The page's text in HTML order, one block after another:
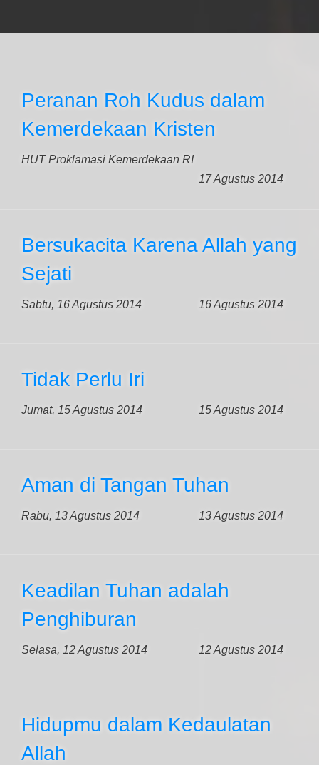
Peranan Roh Kudus dalam
Kemerdekaan Kristen
HUT Proklamasi Kemerdekaan RI
17 Agustus 2014
Bersukacita Karena Allah yang
Sejati
Sabtu, 16 Agustus 2014 16 Agustus 2014
Tidak Perlu Iri
Jumat, 15 Agustus 2014 15 Agustus 2014
Aman di Tangan Tuhan
Rabu, 13 Agustus 2014 13 Agustus 2014
Keadilan Tuhan adalah
Penghiburan
Selasa, 12 Agustus 2014 12 Agustus 2014
Hidupmu dalam Kedaulatan
Allah